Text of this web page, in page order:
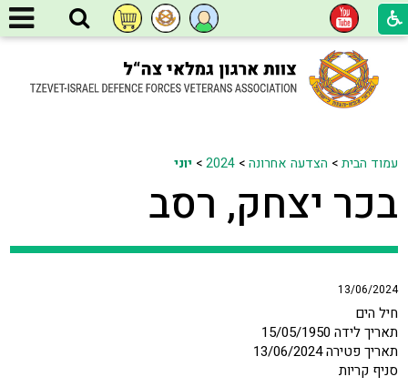
עמוד הבית> הצדעה אחרונה>
2024
>יוני
בכר יצחק, רסב
13/06/2024
חיל הים
תאריך לידה 15/05/1950
תאריך פטירה 13/06/2024
סניף קריות